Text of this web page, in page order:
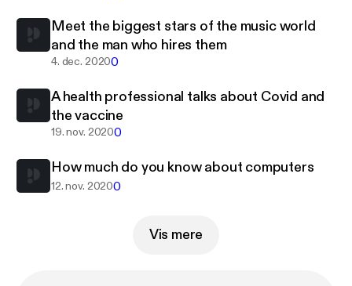
Meet the biggest stars of the music world
and the man who hires them
4. dec. 20200
A health professional talks about Covid and
the vaccine
19. nov. 20200
How much do you know about computers
12. nov. 20200
Vis mere